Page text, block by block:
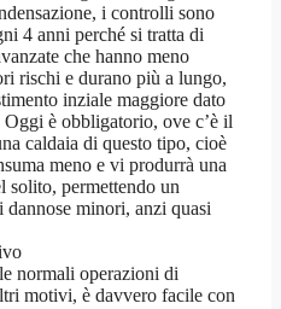
i controlli sono
4 anni perché si tratta di
che hanno meno
rischi e durano più a lungo,
inziale maggiore dato
è obbligatorio, ove c’è il
caldaia di questo tipo, cioè
meno e vi produrrà una
solito, permettendo un
minori, anzi quasi
normali operazioni di
motivi, è davvero facile con